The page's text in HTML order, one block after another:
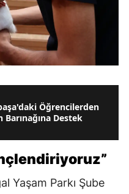
Öğrencilerden
Barınağına Destek
Yaşam Parkı Şube